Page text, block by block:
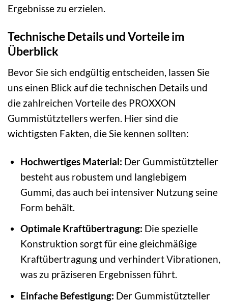
Ergebnisse zu erzielen.
Technische Details und Vorteile im
Überblick
Bevor Sie sich endgültig entscheiden, lassen Sie
uns einen Blick auf die technischen Details und
die zahlreichen Vorteile des PROXXON
Gummistütztellers werfen. Hier sind die
wichtigsten Fakten, die Sie kennen sollten:
Hochwertiges Material: Der Gummistützteller
besteht aus robustem und langlebigem
Gummi, das auch bei intensiver Nutzung seine
Form behält.
Optimale Kraftübertragung: Die spezielle
Konstruktion sorgt für eine gleichmäßige
Kraftübertragung und verhindert Vibrationen,
was zu präziseren Ergebnissen führt.
Einfache Befestigung: Der Gummistützteller